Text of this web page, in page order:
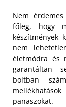
Nem
főleg, hogy
készítmények
nem
életmódra és
garantáltan
boltban
panaszokat.